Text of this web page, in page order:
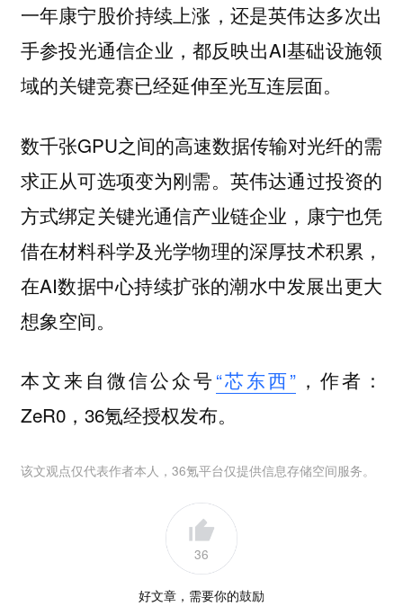
一年康宁股价持续上涨，还是英伟达多次出
手参投光通信企业，都反映出AI基础设施领
域的关键竞赛已经延伸至光互连层面。
数千张GPU之间的高速数据传输对光纤的需
求正从可选项变为刚需。英伟达通过投资的
方式绑定关键光通信产业链企业，康宁也凭
借在材料科学及光学物理的深厚技术积累，
在AI数据中心持续扩张的潮水中发展出更大
想象空间。
本文来自微信公众号“芯东西”，作者：
ZeR0，36氪经授权发布。
该文观点仅代表作者本人，36氪平台仅提供信息存储空间服务。
36
好文章，需要你的鼓励